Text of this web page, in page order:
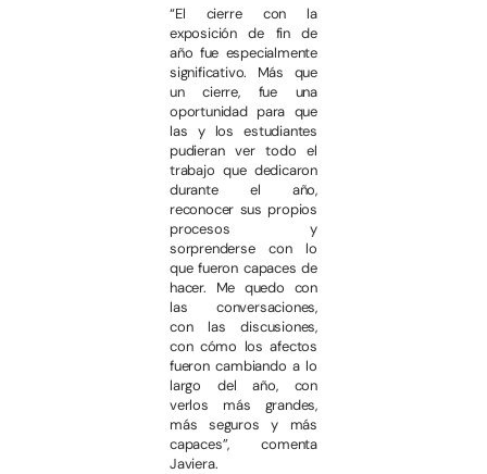
“El cierre con la
exposición de fin de
año fue especialmente
significativo. Más que
un cierre, fue una
oportunidad para que
las y los estudiantes
pudieran ver todo el
trabajo que dedicaron
durante el año,
reconocer sus propios
procesos y
sorprenderse con lo
que fueron capaces de
hacer. Me quedo con
las conversaciones,
con las discusiones,
con cómo los afectos
fueron cambiando a lo
largo del año, con
verlos más grandes,
más seguros y más
capaces”, comenta
Javiera.